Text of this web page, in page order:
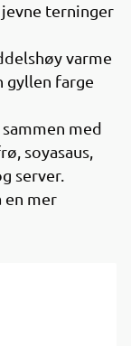
jevne terninger
varme
gyllen farge
med
soyasaus,
server.
en mer